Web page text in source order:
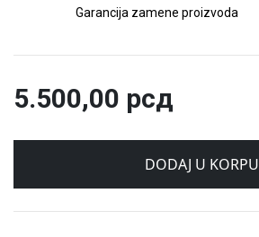
Garancija zamene proizvoda
5.500,00 рсд
DODAJ U KORPU